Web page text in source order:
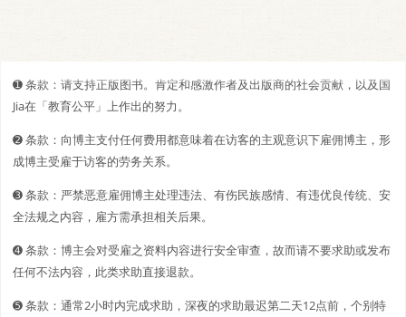
➊️ 条款：请支持正版图书。肯定和感激作者及出版商的社会贡献，以及国
Jia在「教育公平」上作出的努力。
➋️️ 条款：向博主支付任何费用都意味着在访客的主观意识下雇佣博主，形
成博主受雇于访客的劳务关系。
➌ 条款：严禁恶意雇佣博主处理违法、有伤民族感情、有违优良传统、安
全法规之内容，雇方需承担相关后果。
➍ 条款：博主会对受雇之资料内容进行安全审查，故而请不要求助或发布
任何不法内容，此类求助直接退款。
➎ 条款：通常2小时内完成求助，深夜的求助最迟第二天12点前，个别特